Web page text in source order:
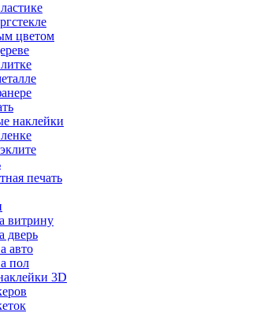
цветом
наклейки
печать
витрину
дверь
авто
пол
3D